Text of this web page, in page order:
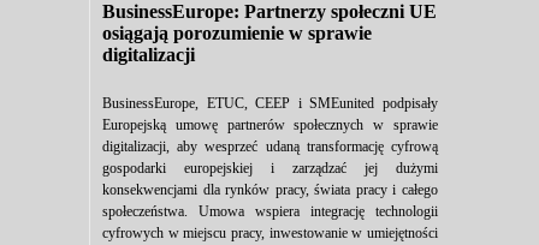
BusinessEurope: Partnerzy społeczni UE
osiągają porozumienie w sprawie
digitalizacji
BusinessEurope, ETUC, CEEP i SMEunited podpisały
Europejską umowę partnerów społecznych w sprawie
digitalizacji, aby wesprzeć udaną transformację cyfrową
gospodarki europejskiej i zarządzać jej dużymi
konsekwencjami dla rynków pracy, świata pracy i całego
społeczeństwa. Umowa wspiera integrację technologii
cyfrowych w miejscu pracy, inwestowanie w umiejętności